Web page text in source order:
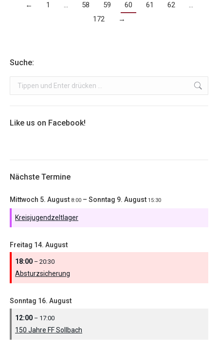
← 1 … 58 59 60 61 62
…
172
→
Suche:
Search:
Like us on Facebook!
Nächste Termine
Mittwoch 5. August 8:00 – Sonntag 9. August 15:30
Kreisjugendzeltlager
Freitag 14. August
18:00 – 20:30
Absturzsicherung
Sonntag 16. August
12:00 – 17:00
150 Jahre FF Sollbach